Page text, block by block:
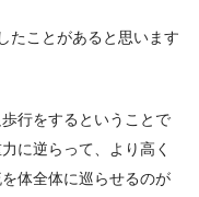
たことがあると思います
行をするということで
に逆らって、より高く
体全体に巡らせるのが